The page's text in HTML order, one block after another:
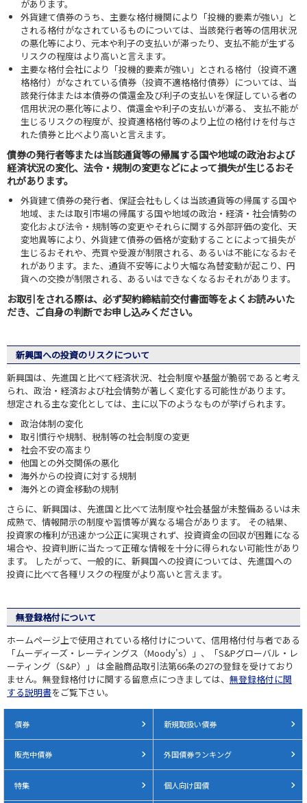
があります。
外貨建て債券のうち、主要な格付機関により「投機的要素が強い」と
される格付がなされているものについては、当該発行者等の信用状況
の悪化等により、元本や利子の支払いが滞ったり、支払不能が生ずる
リスクの程度はより高いと言えます。
主要な格付会社により「投機的要素が強い」とされる格付（投資不適
格格付）がなされている債券（投資不適格格付債券）については、当
該発行体または本債券の償還金及び利子の支払いを保証している者の
信用状況の悪化等により、償還金や利子の支払いが滞る、 支払不能が
生じるリスクの程度が、投資適格格付等のより上位の格付けを付与さ
れた債券と比べより高いと言えます。
債券の発行者等または当該通貨等の帰属する国や地域の政治および
経済状況の変化、法令・規制の変更などによって損失が生じるおそ
れがあります。
外貨建て債券の発行者、保証会社もしくは当該通貨等の帰属する国や
地域、または取引市場の帰属する国や地域の政治・経済・社会情勢の
変化および法令・規制等の変更やそれらに関する外部評価の変化、天
変地異等により、外貨建て債券の価格が変動することによって損失が
生じるおそれや、売買や受渡が制限される、あるいは不能になるおそ
れがあります。また、通貨不安等により大幅な為替変動が起こり、円
貨への交換が制限される、あるいはできなくなるおそれがあります。
お取引をされる際は、必ず契約締結前交付書面等をよくお読みいた
だき、ご自身の判断でお申し込みください。
新興国への投資のリスクについて
新興国は、先進国と比べて経済状況、社会制度や基盤が脆弱であると考え
られ、政治・経済および社会情勢が著しく変化する可能性があります。
想定される主な変化としては、主に以下のようなものが挙げられます。
政治体制の変化
取引慣行や規制、税制等の社会制度の変更
社会不安の高まり
他国との外交関係の悪化
海外からの投資に対する規制
海外との資金移動の規制
さらに、新興国は、先進国と比べて法制度や社会基盤が未整備あるいは未
成熟で、情報開示の制度や習慣等が異なる場合があります。 その結果、
投資家の権利が迅速かつ公正に実現されず、投資資金の回収が困難になる
場合や、投資判断に当たって正確な情報を十分に得られない可能性があり
ます。 したがって、一般的に、新興国への投資については、先進国への
投資に比べて各種リスクの程度がより高いと言えます。
無登録格付について
ホームページ上で使用されている格付けについて、信用格付付与者である
「ムーディーズ・レーティングス（Moody's）」、「S&Pグローバル・レ
ーティング（S&P）」 は金融商品取引法第66条の27の登録を受けており
ません。無登録格付けに関する留意点につきましては、 無登録格付に関
する説明書をご覧下さい。
債券 新規取扱い債券
販売中債券 外国債券ランキング
特集 個人向け国債